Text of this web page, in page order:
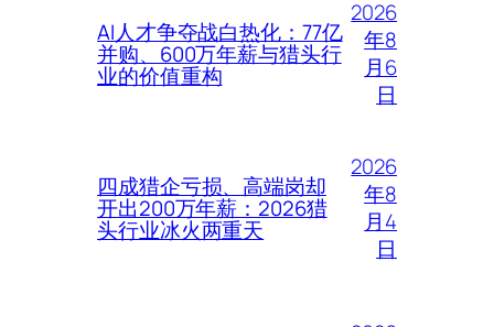
AI人才争夺战白热化：77亿
并购、600万年薪与猎头行
业的价值重构
2026
年8
月6
日
四成猎企亏损、高端岗却
开出200万年薪：2026猎
头行业冰火两重天
2026
年8
月4
日